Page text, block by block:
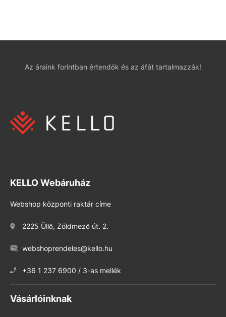
Az áraink forintban értendők és az áfát tartalmazzák!
KELLO Webáruház
Webshop központi raktár címe
2225 Üllő, Zöldmező út. 2.
webshoprendeles@kello.hu
+36 1 237 6900 / 3-as mellék
Vásárlóinknak